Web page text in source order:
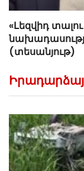
«Լեզվիդ
(տեսանյութ)